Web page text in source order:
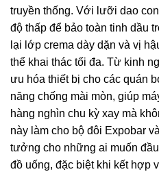
truyền thống. Với lưỡi dao
độ thấp để bảo toàn tinh dầu
lại lớp crema dày dặn và vị
thể khai thác tối đa. Từ kinh
ưu hóa thiết bị cho các quán
năng chống mài mòn, giúp
hàng nghìn chu kỳ xay mà
này làm cho bộ đôi Expobar
tưởng cho những ai muốn
đồ uống, đặc biệt khi kết hợp